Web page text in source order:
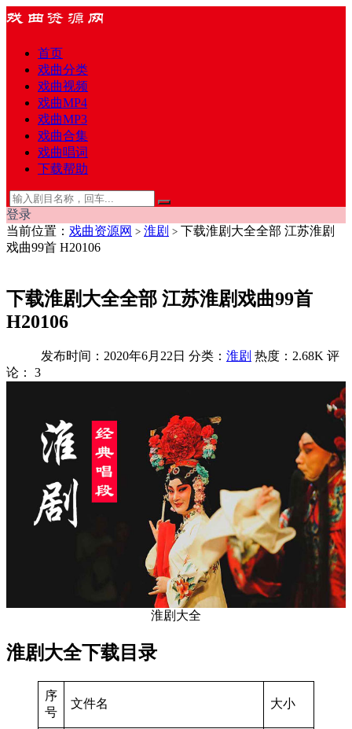
首页
戏曲分类
戏曲视频
戏曲MP4
戏曲MP3
戏曲合集
戏曲唱词
下载帮助
登录
当前位置： 戏曲资源网 > 淮剧 > 下载淮剧大全全部 江苏淮剧
戏曲99首 H20106
下载淮剧大全全部 江苏淮剧戏曲99首
H20106
发布时间：2020年6月22日 分类： 淮剧 热度：2.68K 评
论：
3
淮剧大全
淮剧大全下载目录
序
号
文件名 大小